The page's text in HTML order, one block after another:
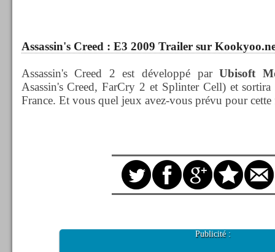
Assassin's Creed : E3 2009 Trailer sur
Assassin's Creed 2 est développé parUbisoft
Asassin's Creed, FarCry 2 et Splinter Cell) et sortira
France. Et vous quel jeux avez-vous prévu pour cette
Publicité :